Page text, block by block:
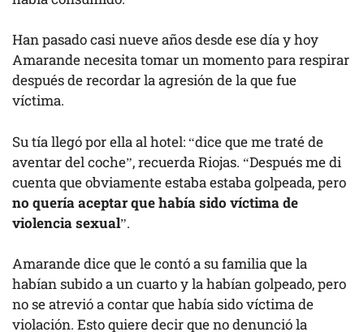
Han pasado casi nueve años desde ese día y hoy
Amarande necesita tomar un momento para respirar
después de recordar la agresión de la que fue
víctima.
Su tía llegó por ella al hotel: “dice que me traté de
aventar del coche”, recuerda Riojas. “Después me di
cuenta que obviamente estaba estaba golpeada, pero
no quería aceptar que había sido víctima de
violencia sexual”.
Amarande dice que le contó a su familia que la
habían subido a un cuarto y la habían golpeado, pero
no se atrevió a contar que había sido víctima de
violación. Esto quiere decir que no denunció la